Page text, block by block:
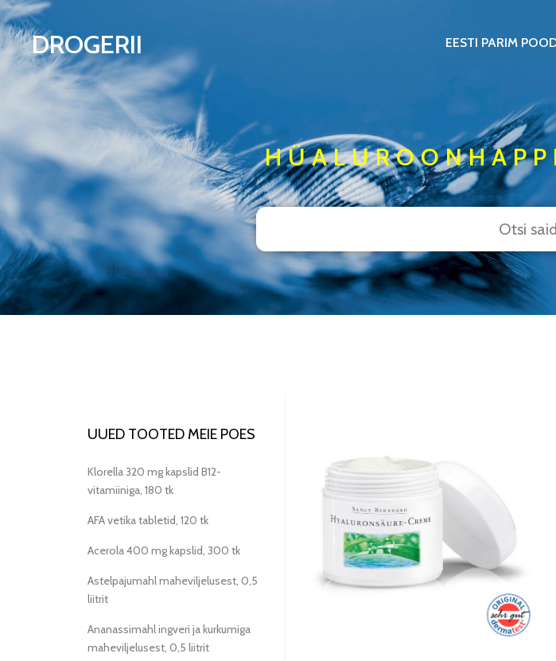
DROGERII EESTI PARIM
UUED TOOTED MEIE POES
Klorella 320 mg kapslid B12-
vitamiiniga, 180 tk
AFA vetika tabletid, 120 tk
Acerola 400 mg kapslid, 300 tk
Astelpajumahl maheviljelusest, 0,5
liitrit
Ananassimahl ingveri ja kurkumiga
maheviljelusest, 0,5 liitrit